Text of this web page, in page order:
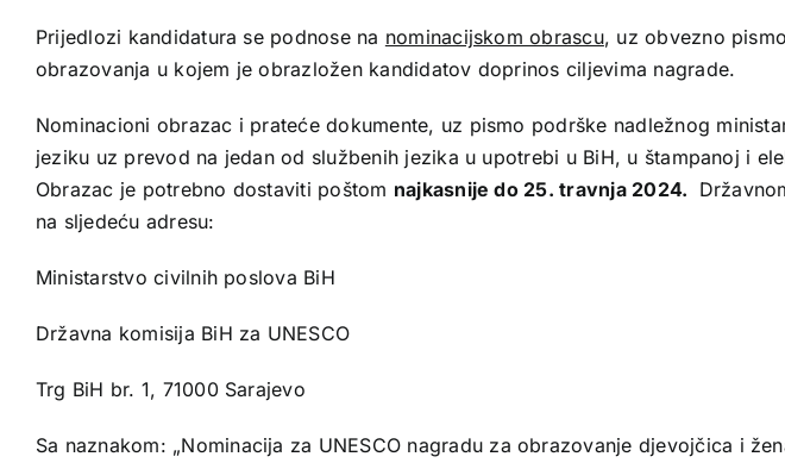
Prijedlozi kandidatura se podnose na nominacijskom obrascu, uz obvezno
obrazovanja u kojem je obrazložen kandidatov doprinos ciljevima nagrade.
Nominacioni obrazac i prateće dokumente, uz pismo podrške nadležnog
jeziku uz prevod na jedan od službenih jezika u upotrebi u BiH, u štampanoj i
Obrazac je potrebno dostaviti poštom najkasnije do 25. travnja 2024.
na sljedeću adresu:
Ministarstvo civilnih poslova BiH
Državna komisija BiH za UNESCO
Trg BiH br. 1, 71000 Sarajevo
Sa naznakom: „Nominacija za UNESCO nagradu za obrazovanje djevojčica i